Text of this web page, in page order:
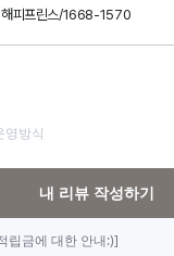
해피프린스/1668-1570